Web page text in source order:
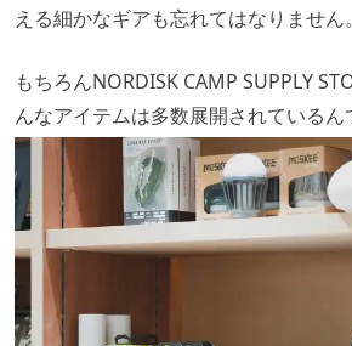
える細かなギアも忘れてはなりません。
もちろんNORDISK CAMP SUPPLY
んなアイテムは多数展開されているん